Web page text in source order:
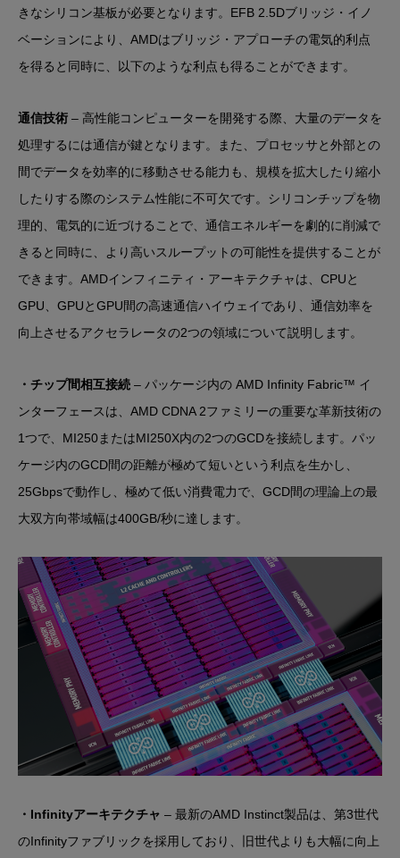
きなシリコン基板が必要となります。EFB 2.5Dブリッジ・イノ
ベーションにより、AMDはブリッジ・アプローチの電気的利点
を得ると同時に、以下のような利点も得ることができます。
通信技術 – 高性能コンピューターを開発する際、大量のデータを
処理するには通信が鍵となります。また、プロセッサと外部との
間でデータを効率的に移動させる能力も、規模を拡大したり縮小
したりする際のシステム性能に不可欠です。シリコンチップを物
理的、電気的に近づけることで、通信エネルギーを劇的に削減で
きると同時に、より高いスループットの可能性を提供することが
できます。AMDインフィニティ・アーキテクチャは、CPUと
GPU、GPUとGPU間の高速通信ハイウェイであり、通信効率を
向上させるアクセラレータの2つの領域について説明します。
・チップ間相互接続 – パッケージ内の AMD Infinity Fabric™ イ
ンターフェースは、AMD CDNA 2ファミリーの重要な革新技術の
1つで、MI250またはMI250X内の2つのGCDを接続します。パッ
ケージ内のGCD間の距離が極めて短いという利点を生かし、
25Gbpsで動作し、極めて低い消費電力で、GCD間の理論上の最
大双方向帯域幅は400GB/秒に達します。
・Infinityアーキテクチャ – 最新のAMD Instinct製品は、第3世代
のInfinityファブリックを採用しており、旧世代よりも大幅に向上